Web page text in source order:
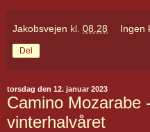
Jakobsvejen kl. 08.28 Ingen
Del
torsdag den 12. januar 2023
Camino Mozarabe
vinterhalvåret